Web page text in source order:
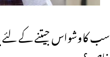
سب کاوشواس جیتنے کے لئے